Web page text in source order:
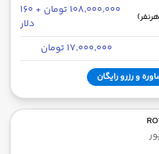
۱۰۸٬۰۰۰٬۰۰۰ تومان + ۱۶۰
دلار
۱۷٬۰۰۰٬۰۰۰ تومان
و رزرو رایگان